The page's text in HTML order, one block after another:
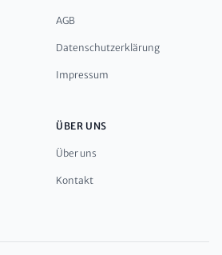
AGB
Datenschutzerklärung
Impressum
ÜBER UNS
Über uns
Kontakt